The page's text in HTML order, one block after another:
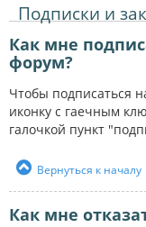
Подписки и
Как мне
форум?
Чтобы подписаться
иконку с гаечным
галочкой пункт
Вернуться к началу
Как мне